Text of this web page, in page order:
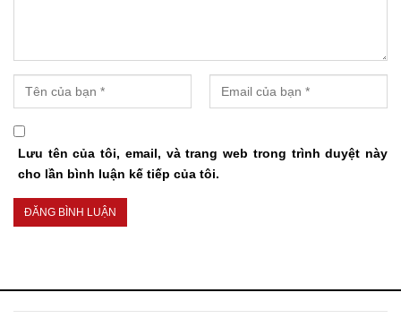
Lưu tên của tôi, email, và trang web trong trình duyệt này
cho lần bình luận kế tiếp của tôi.